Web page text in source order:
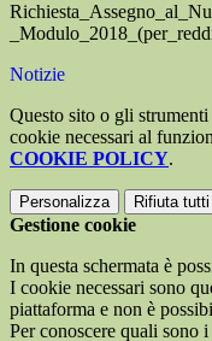
Notizie
Questo sito o gli
cookie necessari al
COOKIE POLICY.
Personalizza Rifiuta tutti
Gestione cookie
In questa schermata è
I cookie necessari sono
piattaforma e non è
Per conoscere quali sono